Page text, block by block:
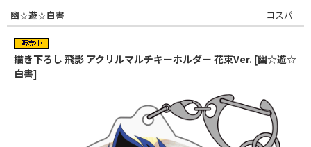
幽☆遊☆白書 コスパ
描き下ろし 飛影 アクリルマルチキーホルダー 花束Ver. [幽☆遊☆
白書]